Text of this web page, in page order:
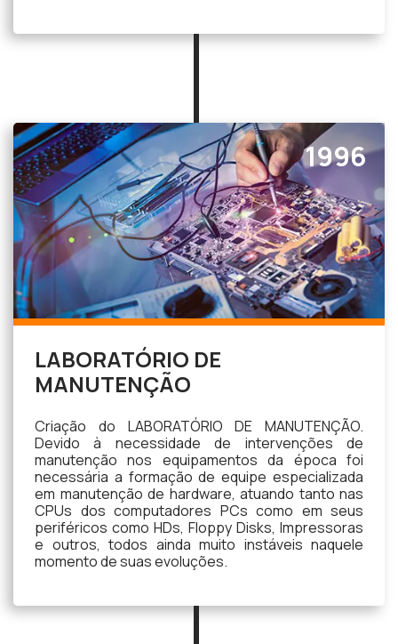
1996
LABORATÓRIO DE
MANUTENÇÃO
Criação do LABORATÓRIO DE MANUTENÇÃO.
Devido à necessidade de intervenções de
manutenção nos equipamentos da época foi
necessária a formação de equipe especializada
em manutenção de hardware, atuando tanto nas
CPUs dos computadores PCs como em seus
periféricos como HDs, Floppy Disks, Impressoras
e outros, todos ainda muito instáveis naquele
momento de suas evoluções.